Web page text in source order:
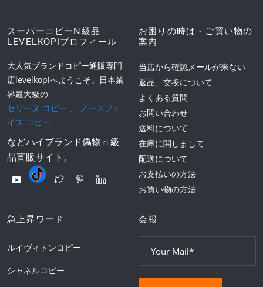
スーパーコピーN級品
LEVELKOPIプロフィール
大人気ブランドコピー通販専門
店levelkopiへようこそ。日本業
界最大級の
セリーヌ コピー
ノースフェ
イス コピー
などハイブランド偽物ｎ級
品直販サイト。
お困りの時は・ご買い物の
案内
当店から確認メールが来ない
返品、交換について
よくある質問
お問い合わせ
送料について
在庫に関しまして
配送について
お支払いの方法
お買い物の方法
急上昇ワード
ルイヴィトンコピー
シャネルコピー
会報